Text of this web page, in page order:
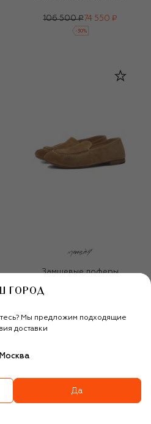
106 500 ₽74 550 ₽
-30%
Замшевые лоферы
- 30%
ГОРОД
Мы предложим подходящие
доставки
Москва
Да